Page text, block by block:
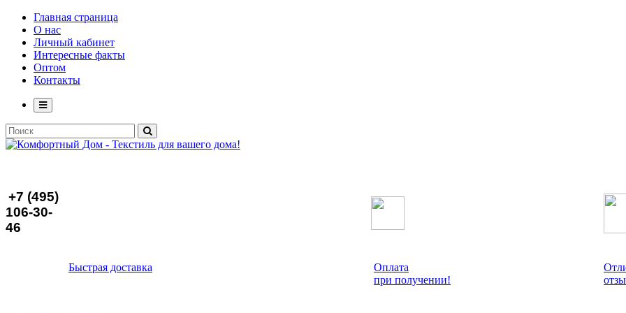
Главная страница
О нас
Личный кабинет
Интересные факты
Оптом
Контакты
Быстрая доставка
Оплата
при получении!
+7 (495)
106-30-
46